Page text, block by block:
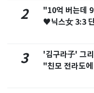
2
"10억 버는데
♥닉스女 3:3
3
'김구라子' 그
"친모 전라도